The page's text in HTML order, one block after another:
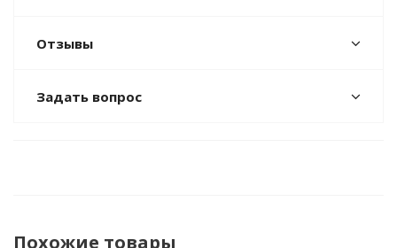
Отзывы
Задать вопрос
Похожие товары